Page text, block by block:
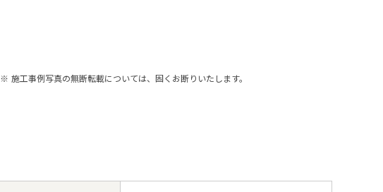
※ 施工事例写真の無断転載については、固くお断りいたします。